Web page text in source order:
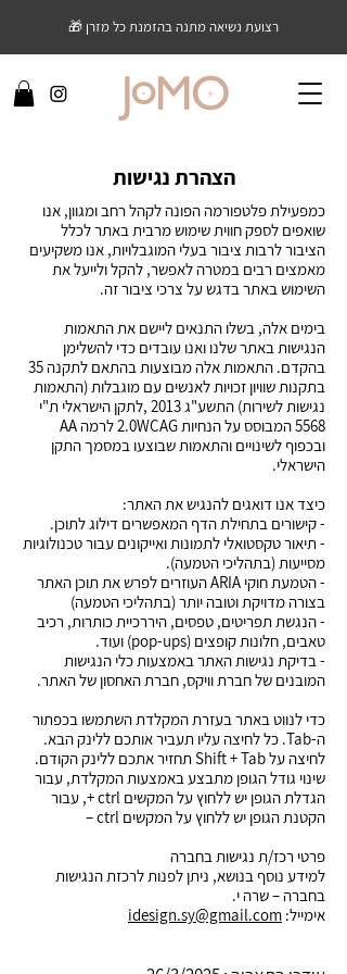
רצועת נשיאה מתנה בהזמנת כל מזרן 🎁
הצהרת נגישות
כמפעילת פלטפורמה הפונה לקהל רחב ומגוון, אנו
שואפים לספק חווית שימוש מרבית באתר לכלל
הציבור לרבות ציבור בעלי המוגבלויות, אנו משקיעים
מאמצים רבים במטרה לאפשר, להקל ולייעל את
השימוש באתר בדגש על צרכי ציבור זה.
בימים אלה, בשלו התנאים ליישם את התאמות
הנגישות באתר שלנו ואנו עובדים כדי להשלימן
בהקדם. התאמות אלה מבוצעות בהתאם לתקנה 35
בתקנות שוויון זכויות לאנשים עם מוגבלות (התאמות
נגישות לשירות) התשע"ג 2013 ,לתקן הישראלי ת"י
5568 המבוסס על הנחיות 2.0WCAG לרמה AA
ובכפוף לשינויים והתאמות שבוצעו במסמך התקן
הישראלי.
כיצד אנו דואגים להנגיש את האתר:
- קישורים בתחילת הדף המאפשרים דילוג לתוכן.
- תיאור טקסטואלי לתמונות ואייקונים עבור טכנולוגיות
מסייעות (בתהליכי הטמעה).
- הטמעת חוקי ARIA העוזרים לפרש את תוכן האתר
בצורה מדויקת וטובה יותר (בתהליכי הטמעה)
- הנגשת תפריטים, טפסים, היררכיית כותרות, רכיב
טאבים, חלונות קופצים (pop-ups) ועוד.
- בדיקת נגישות האתר באמצעות כלי הנגישות
המובנים של חברת וויקס, חברת האחסון של האתר.
כדי לנווט באתר בעזרת המקלדת השתמשו בכפתור
ה-Tab. כל לחיצה עליו תעביר אותכם ללינק הבא.
לחיצה על Shift + Tab תחזיר אתכם ללינק הקודם.
שינוי גודל הגופן מתבצע באמצעות המקלדת, עבור
הגדלת הגופן יש ללחוץ על המקשים ctrl +, עבור
הקטנת הגופן יש ללחוץ על המקשים ctrl –
פרטי רכז/ת נגישות בחברה
למידע נוסף בנושא, ניתן לפנות לרכזת הנגישות
בחברה – שרה י.
אימייל: idesign.sy@gmail.com